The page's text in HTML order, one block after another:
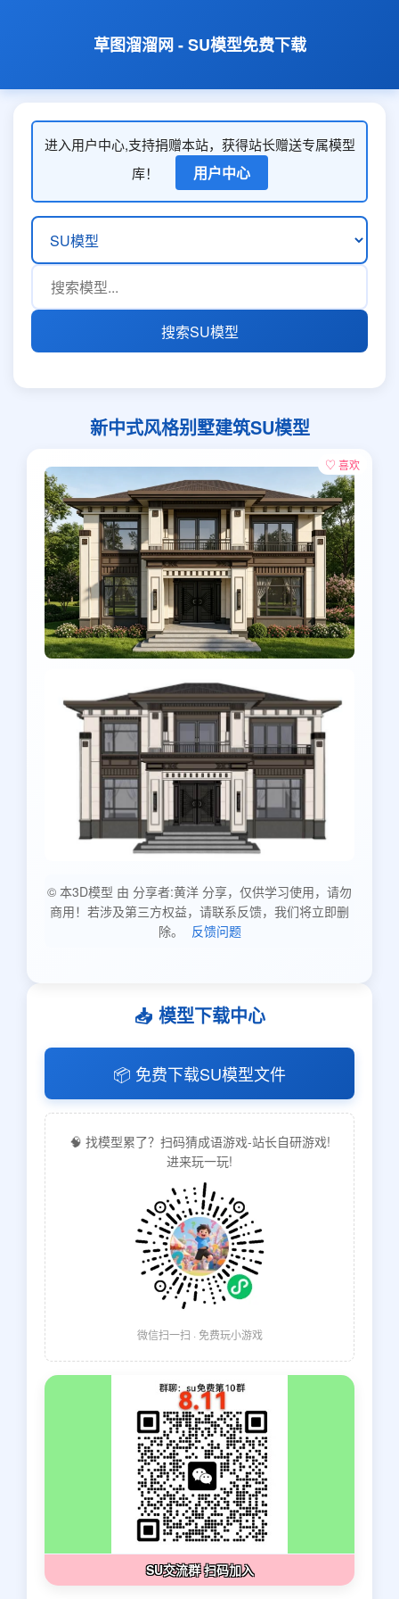
草图溜溜网 - SU模型免费下载
进入用户中心,支持捐赠本站，获得站长赠送专属模型
库！
用户中心
搜索SU模型
新中式风格别墅建筑SU模型
♡ 喜欢
© 本3D模型 由 分享者:黄洋 分享，仅供学习使用，请勿
商用！若涉及第三方权益，请联系反馈，我们将立即删
除。
反馈问题
📥 模型下载中心
📦 免费下载SU模型文件
🧠 找模型累了？扫码猜成语游戏-站长自研游戏!
进来玩一玩!
微信扫一扫 · 免费玩小游戏
SU交流群 扫码加入